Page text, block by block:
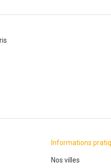
Informations
Nos villes